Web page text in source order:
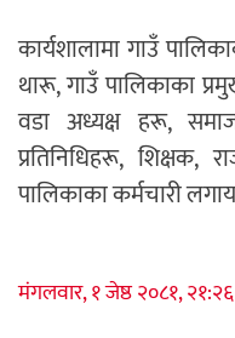
कार्यशालामा गाउँ
थारू, गाउँ पालिकाका
वडा अध्यक्ष हरू,
प्रतिनिधिहरू, शिक्षक,
पालिकाका कर्मचारी
मंगलवार, १ जेष्ठ २०८१, २१:२६